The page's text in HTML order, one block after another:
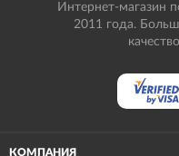
Интернет-магазин
2011 года.
КОМПАНИЯ